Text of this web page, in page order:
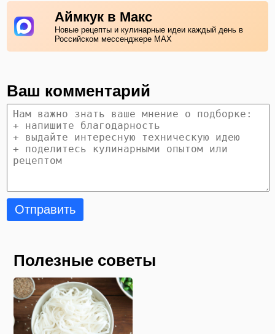
Аймкук в Макс
Новые рецепты и кулинарные идеи каждый день в
Российском мессенджере MAX
Ваш комментарий
Отправить
Полезные советы